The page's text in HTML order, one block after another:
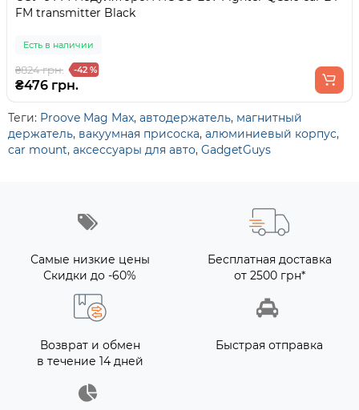
FM transmitter Black
Есть в наличии
₴824 грн. -42 %
₴476 грн.
Теги: Proove Mag Max, автодержатель, магнитный
держатель, вакуумная присоска, алюминиевый корпус,
car mount, аксессуары для авто, GadgetGuys
Самые низкие цены
Скидки до -60%
Бесплатная доставка
от 2500 грн*
Возврат и обмен
в течение 14 дней
Быстрая отправка